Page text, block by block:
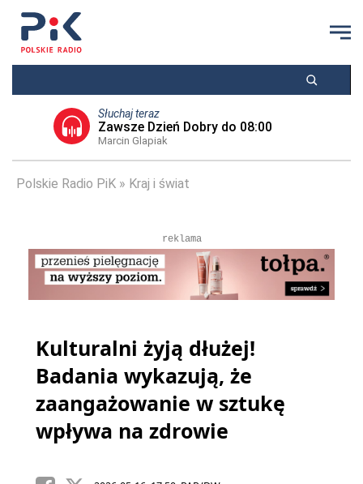
Słuchaj teraz
Zawsze Dzień Dobry do 08:00
Marcin Glapiak
Polskie Radio PiK Kraj i świat
reklama
Kulturalni żyją dłużej!
Badania wykazują, że
zaangażowanie w sztukę
wpływa na zdrowie